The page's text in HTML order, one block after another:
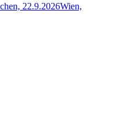
22.9.2026Wien,